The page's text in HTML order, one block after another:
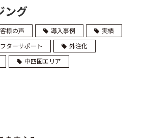
ング
様の声 導入事例
実績
ターサポート
外注化
中四国エリア